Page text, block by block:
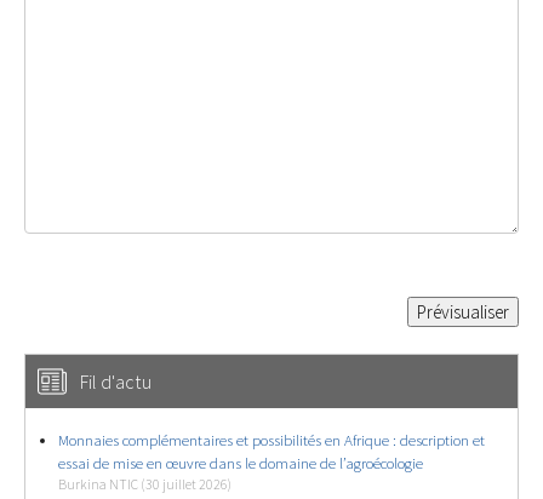
Fil d'actu
Monnaies complémentaires et possibilités en Afrique : description et
essai de mise en œuvre dans le domaine de l’agroécologie
Burkina NTIC (30 juillet 2026)